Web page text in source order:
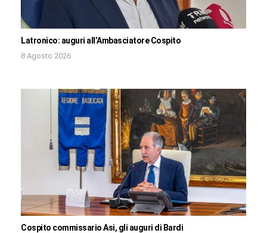
Latronico: auguri all’Ambasciatore Cospito
8 Agosto 2026
Cospito commissario Asi, gli auguri di Bardi